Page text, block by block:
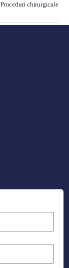
Proceduri chirurgicale